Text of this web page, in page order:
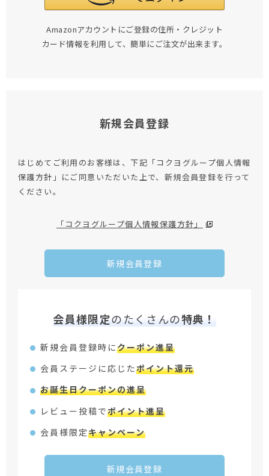
Amazonアカウントにご登録の住所・クレジット
カード情報を利用して、簡単にご注文が出来ます。
新規会員登録
はじめてご利用のお客様は、下記「コクヨグループ個人情報
保護方針」にご同意いただいた上で、新規会員登録を行って
ください。
「コクヨグループ個人情報保護方針」
新規会員登録
会員様限定のたくさんの特典！
新規会員登録時にクーポン進呈
会員ステージに応じたポイント還元
お誕生日クーポンの進呈
レビュー投稿でポイント進呈
会員様限定キャンペーン
新規会員登録